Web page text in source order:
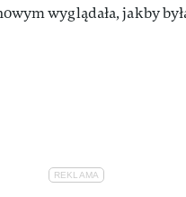
wyglądała, jakby